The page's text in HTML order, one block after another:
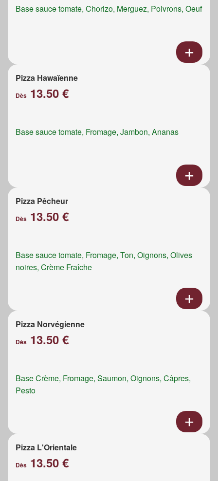
Base sauce tomate, Chorizo, Merguez, Poivrons, Oeuf
Pizza Hawaïenne
Dès 13.50 €
Base sauce tomate, Fromage, Jambon, Ananas
Pizza Pêcheur
Dès 13.50 €
Base sauce tomate, Fromage, Ton, Oignons, Olives
noires, Crème Fraîche
Pizza Norvégienne
Dès 13.50 €
Base Crème, Fromage, Saumon, Oignons, Câpres,
Pesto
Pizza L'Orientale
Dès 13.50 €